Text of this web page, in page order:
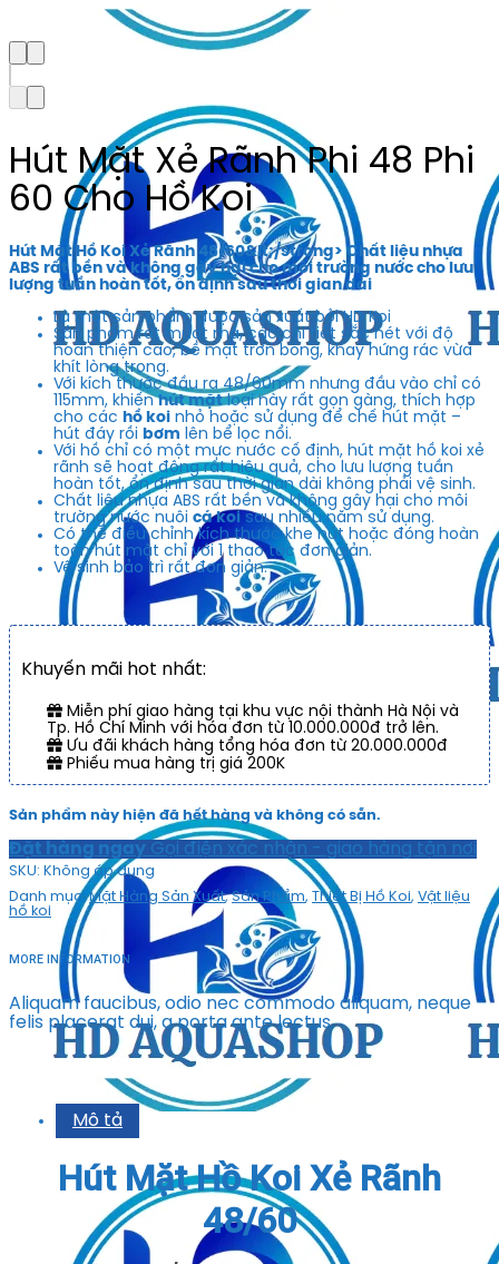
Hút Mặt Xẻ Rãnh Phi 48 Phi
60 Cho Hồ Koi
Hút Mặt Hồ Koi Xẻ Rãnh 48/60&lt;/strong> Chất liệu nhựa
ABS rất bền và không gây hại cho môi trường nước cho lưu
lượng tuần hoàn tốt, ổn định sau thời gian dài
Là một sản phẩm được sản xuất bởi HD Koi
Sản phẩm rất mượt mà, các chi tiết sắc nét với độ
hoàn thiện cao, bề mặt trơn bóng, khay hứng rác vừa
khít lòng trong.
Với kích thước đầu ra 48/60mm nhưng đầu vào chỉ có
115mm, khiếnhút mặtloại này rất gọn gàng, thích hợp
cho các hồ koi nhỏ hoặc sử dụng để chế hút mặt –
hút đáy rồi bơm lên bể lọc nổi.
Với hồ chỉ có một mực nước cố định, hút mặt hồ koi xẻ
rãnh sẽ hoạt động rất hiệu quả, cho lưu lượng tuần
hoàn tốt, ổn định sau thời gian dài không phải vệ sinh.
Chất liệu nhựa ABS rất bền và không gây hại cho môi
trường nước nuôi cá koi sau nhiều năm sử dụng.
Có thể điều chỉnh kích thước khe hút hoặc đóng hoàn
toàn hút mặt chỉ với 1 thao tác đơn giản.
Vệ sinh bảo trì rất đơn giản.
Khuyến mãi hot nhất:
Miễn phí giao hàng tại khu vực nội thành Hà Nội và
Tp. Hồ Chí Minh với hóa đơn từ 10.000.000đ trở lên.
Ưu đãi khách hàng tổng hóa đơn từ 20.000.000đ
Phiếu mua hàng trị giá 200K
Sản phẩm này hiện đã hết hàng và không có sẵn.
Đặt hàng ngay Gọi điện xác nhận - giao hàng tận nơi
SKU: Không áp dụng
Danh mục:Mặt Hàng Sản Xuất,Sản Phẩm, Thiết Bị Hồ Koi, Vật liệu
hồ koi
MORE INFORMATION
Aliquam faucibus, odio nec commodo aliquam, neque
felis placerat dui, a porta ante lectus
Mô tả
Hút Mặt Hồ Koi Xẻ Rãnh
48/60